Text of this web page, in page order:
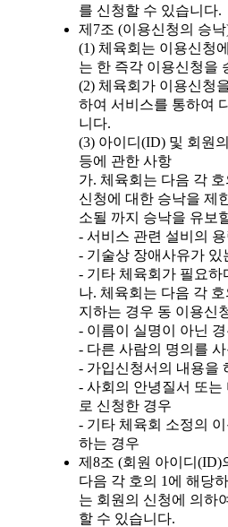
를 신청할 수 있습니다.
제7조 (이용신청의 승
(1) 체육회는 이용신청
는 한 즉각 이용신청을
(2) 체육회가 이용신청
하여 서비스를 통하여
니다.
(3) 아이디(ID) 및 회원
등에 관한 사항
가. 체육회는 다음 각
신청에 대한 승낙을 제
소될 까지 승낙을 유보
- 서비스 관련 설비의
- 기술상 장애사유가 있
- 기타 체육회가 필요하
나. 체육회는 다음 각
지하는 경우 동 이용신
- 이름이 실명이 아닌
- 다른 사람의 명의를
- 가입신청서의 내용을
- 사회의 안녕질서 또는
로 신청한 경우
- 기타 체육회 소정의
하는 경우
제8조 (회원 아이디(ID)
다음 각 호의 1에 해당
는 회원의 신청에 의하
할 수 있습니다.